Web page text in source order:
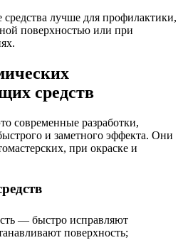
средства лучше для профилактики,
поверхностью или при
средств
современные разработки,
и заметного эффекта. Они
при окраске и
— быстро исправляют
поверхность;